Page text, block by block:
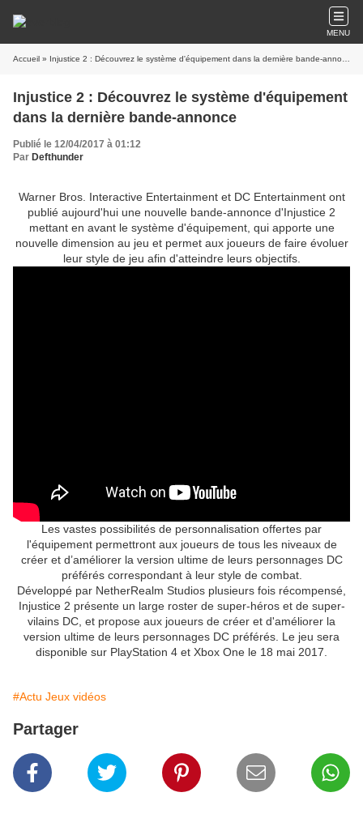
MENU
Accueil » Injustice 2 : Découvrez le système d'équipement dans la dernière bande-annonce
Injustice 2 : Découvrez le système d'équipement
dans la dernière bande-annonce
Publié le 12/04/2017 à 01:12
Par Defthunder
Warner Bros. Interactive Entertainment et DC Entertainment ont
publié aujourd'hui une nouvelle bande-annonce d'Injustice 2
mettant en avant le système d'équipement, qui apporte une
nouvelle dimension au jeu et permet aux joueurs de faire évoluer
leur style de jeu afin d'atteindre leurs objectifs.
Les vastes possibilités de personnalisation offertes par
l'équipement permettront aux joueurs de tous les niveaux de
créer et d’améliorer la version ultime de leurs personnages DC
préférés correspondant à leur style de combat.
Développé par NetherRealm Studios plusieurs fois récompensé,
Injustice 2 présente un large roster de super-héros et de super-
vilains DC, et propose aux joueurs de créer et d'améliorer la
version ultime de leurs personnages DC préférés. Le jeu sera
disponible sur PlayStation 4 et Xbox One le 18 mai 2017.
#Actu Jeux vidéos
Partager